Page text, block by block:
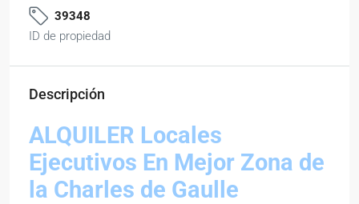
39348
ID de propiedad
Descripción
ALQUILER Locales
Ejecutivos En Mejor Zona de
la Charles de Gaulle